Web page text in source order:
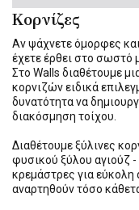
Κορνίζες
Αν ψάχνετε όμορφες
έχετε έρθει στο σωστό
Στο Walls διαθέτουμε
κορνιζών ειδικά
δυνατότητα να
διακόσμηση τοίχου.
Διαθέτουμε ξύλινες
φυσικού ξύλου αγιούζ
κρεμάστρες για εύκολη
αναρτηθούν τόσο